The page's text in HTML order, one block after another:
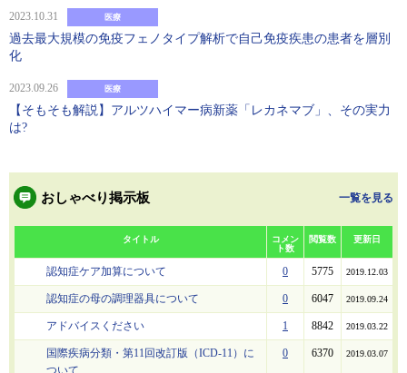
2023.10.31 医療
過去最大規模の免疫フェノタイプ解析で自己免疫疾患の患者を層別
化
2023.09.26 医療
【そもそも解説】アルツハイマー病新薬「レカネマブ」、その実力
は?
おしゃべり掲示板 一覧を見る
タイトル
コメン
ト数
閲覧数 更新日
認知症ケア加算について 0 5775 2019.12.03
認知症の母の調理器具について 0 6047 2019.09.24
アドバイスください 1 8842 2019.03.22
国際疾病分類・第11回改訂版（ICD-11）に
0 6370 2019.03.07